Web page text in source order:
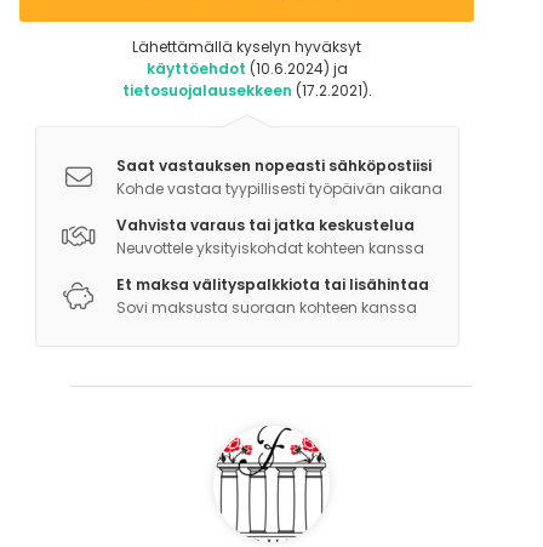
Lähettämällä kyselyn hyväksyt
käyttöehdot (10.6.2024) ja
tietosuojalausekkeen (17.2.2021).
Saat vastauksen nopeasti sähköpostiisi
Kohde vastaa tyypillisesti työpäivän aikana
Vahvista varaus tai jatka keskustelua
Neuvottele yksityiskohdat kohteen kanssa
Et maksa välityspalkkiota tai lisähintaa
Sovi maksusta suoraan kohteen kanssa